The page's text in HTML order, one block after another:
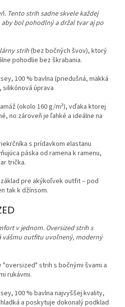
Tento strih sadne skvele každej
bol pohodlný a držal tvar aj po
strih(bez bočných švov), ktorý
pohodlie bez škrabania.
100 % bavlna (priedušná, mäkká
silikónová úprava
(okolo 160 g/m²), vďaka ktorej
no zároveň je ľahké a ideálne na
s prídavkom elastanu
páska od ramena k ramenu,
trička.
pre akýkoľvek outfit – pod
tak k džínsom.
v jednom. Oversized strih s
outfitu uvoľnený, moderný
"oversized" strih s bočnými švami a
rukávmi.
100 % bavlna najvyššej kvality,
a poskytuje dokonalý podklad